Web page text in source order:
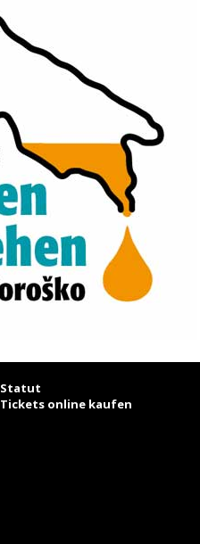
Statut
Tickets online kaufen